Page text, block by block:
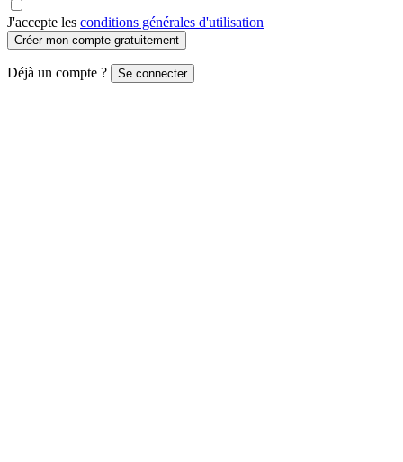
J'accepte les conditions générales d'utilisation
Créer mon compte gratuitement
Déjà un compte ? Se connecter